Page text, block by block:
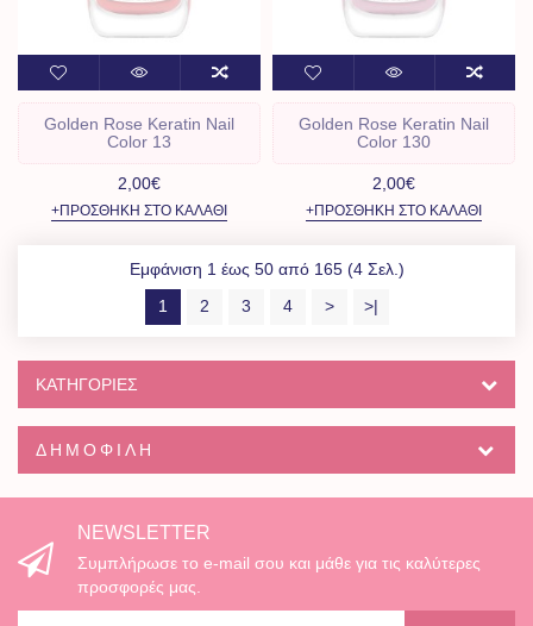
Golden Rose Keratin Nail
Color 13
2,00€
+ΠΡΟΣΘΉΚΗ ΣΤΟ ΚΑΛΆΘΙ
Golden Rose Keratin Nail
Color 130
2,00€
+ΠΡΟΣΘΉΚΗ ΣΤΟ ΚΑΛΆΘΙ
Εμφάνιση 1 έως 50 από 165 (4 Σελ.)
1
2 3 4 > >|
ΚΑΤΗΓΟΡΊΕΣ
ΔΗΜΟΦΙΛΉ
NEWSLETTER
Συμπλήρωσε το e-mail σου και μάθε για τις καλύτερες
προσφορές μας.